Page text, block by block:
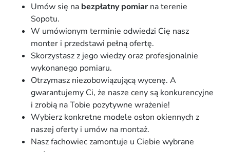
Umów się na bezpłatny pomiarna terenie
Sopotu.
W umówionym terminie odwiedzi Cię nasz
monter i przedstawi pełną ofertę.
Skorzystasz z jego wiedzy oraz profesjonalnie
wykonanego pomiaru.
Otrzymasz niezobowiązującą wycenę. A
gwarantujemy Ci, że nasze ceny są konkurencyjne
i zrobią na Tobie pozytywne wrażenie!
Wybierz konkretne modele osłon okiennych z
naszej oferty i umów na montaż.
Nasz fachowiec zamontuje u Ciebie wybrane